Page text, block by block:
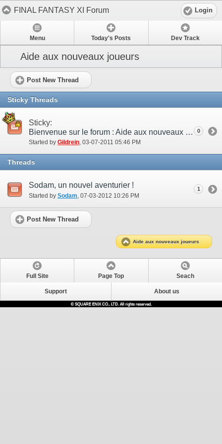
FINAL FANTASY XI Forum Login
Menu Today's Posts Dev Track
Aide aux nouveaux joueurs
Post New Thread
Sticky Threads
Sticky:
Bienvenue sur le forum : Aide aux nouveaux joueurs !
Started by Gildrein‎, 03-07-2011 05:46 PM
0
Threads
Sodam, un nouvel aventurier !
Started by Sodam ‎, 07-03-2012 10:26 PM
1
Post New Thread
Aide aux nouveaux joueurs
Full Site Page Top Seach
Support About us
© SQUARE ENIX CO., LTD. All rights reserved.